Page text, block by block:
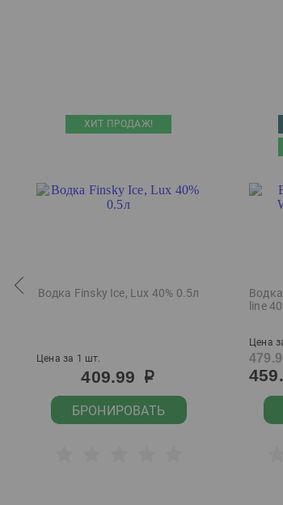
ХИТ ПРОДАЖ!
Водка Finsky Ice, Lux 40% 0.5л
Цена за 1 шт.
409.99 р
БРОНИРОВАТЬ
line
Цена